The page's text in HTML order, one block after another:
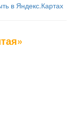
в Яндекс.Картах